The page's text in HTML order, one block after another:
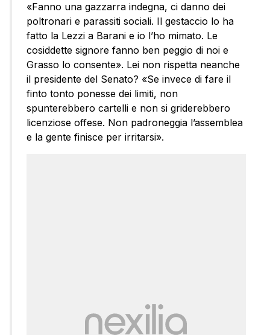
«Fanno una gazzarra indegna, ci danno dei
poltronari e parassiti sociali. Il gestaccio lo ha
fatto la Lezzi a Barani e io l’ho mimato. Le
cosiddette signore fanno ben peggio di noi e
Grasso lo consente». Lei non rispetta neanche
il presidente del Senato? «Se invece di fare il
finto tonto ponesse dei limiti, non
spunterebbero cartelli e non si griderebbero
licenziose offese. Non padroneggia l’assemblea
e la gente finisce per irritarsi».